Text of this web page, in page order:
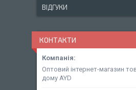
ВІДГУКИ
КОНТАКТИ
Оптовий інтернет-магазин
дому AYD